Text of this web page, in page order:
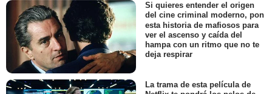
Si quieres entender el origen
del cine criminal moderno, pon
esta historia de mafiosos para
ver el ascenso y caída del
hampa con un ritmo que no te
deja respirar
La trama de esta película de